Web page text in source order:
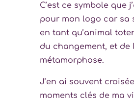
C’est ce symbole que
pour mon logo car sa
en tant qu’animal
du changement, et de
métamorphose.
J’en ai souvent
moments clés de ma